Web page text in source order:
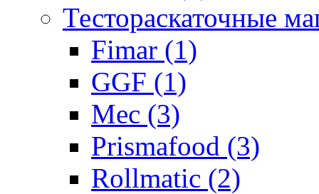
Тестораскаточные
Fimar (1)
GGF (1)
Mec (3)
Prismafood (3)
Rollmatic (2)